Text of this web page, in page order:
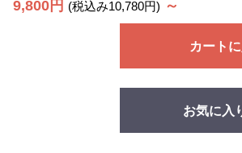
9,800円 (税込み10,780円) ～
カート
お気に入